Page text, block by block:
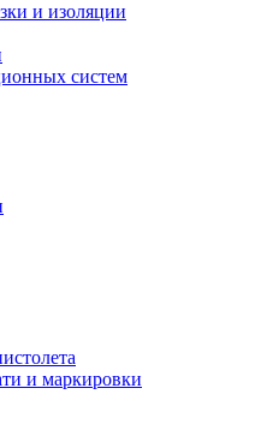
и изоляции
систем
и маркировки